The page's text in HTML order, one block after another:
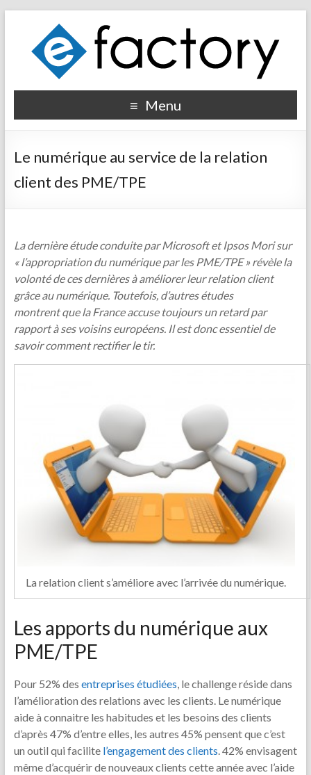
Menu
Le numérique au service de la relation
client des PME/TPE
La dernière étude conduite par Microsoft et Ipsos Mori sur
« l’appropriation du numérique par les PME/TPE » révèle la
volonté de ces dernières à améliorer leur relation client
grâce au numérique. Toutefois, d’autres études
montrent que la France accuse toujours un retard par
rapport à ses voisins européens. Il est donc essentiel de
savoir comment rectifier le tir.
La relation client s’améliore avec l’arrivée du numérique.
Les apports du numérique aux
PME/TPE
Pour 52% des entreprises étudiées, le challenge réside dans
l’amélioration des relations avec les clients. Le numérique
aide à connaitre les habitudes et les besoins des clients
d’après 47% d’entre elles, les autres 45% pensent que c’est
un outil qui facilite l’engagement des clients. 42% envisagent
même d’acquérir de nouveaux clients cette année avec l’aide